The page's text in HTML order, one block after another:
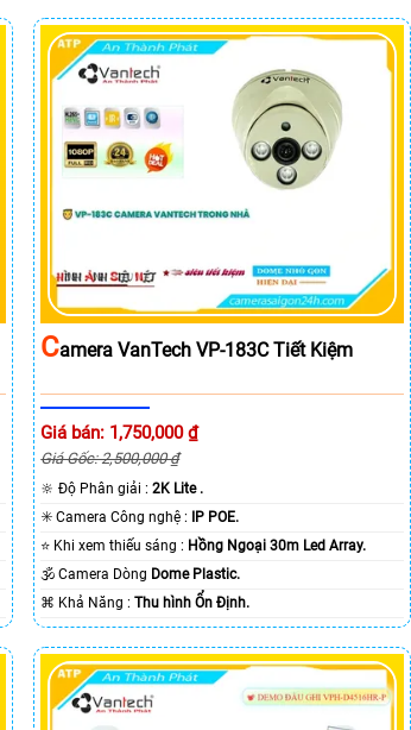
CAmera VanTech VP-183C Tiết Kiệm
Giá bán: 1,750,000 ₫
Giá Gốc: 2,500,000 ₫
🔆 Độ Phân giải :2K Lite .
✳️ Camera Công nghệ :
IP POE.
⭐ Khi xem thiếu sáng : Hồng Ngoại 30m Led Array.
🕉️ Camera Dòng Dome Plastic.
️⌘ Khả Năng :Thu hình Ổn Định.